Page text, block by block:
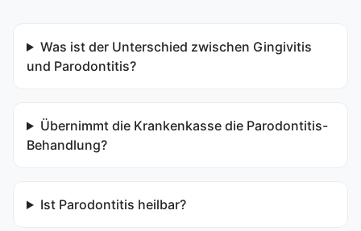
Was ist der Unterschied zwischen Gingivitis
und Parodontitis?
Übernimmt die Krankenkasse die Parodontitis-
Behandlung?
Ist Parodontitis heilbar?